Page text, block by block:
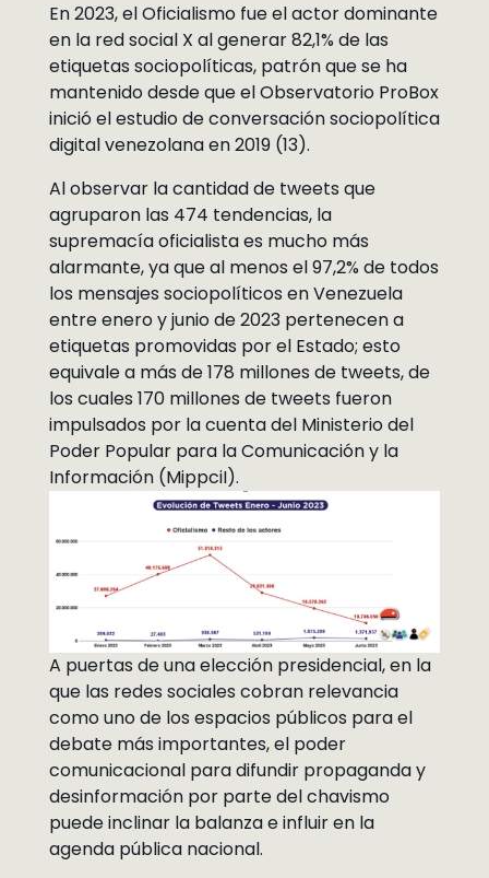
En 2023, el Oficialismo fue el actor dominante
en la red social X al generar 82,1% de las
etiquetas sociopolíticas, patrón que se ha
mantenido desde que el Observatorio ProBox
inició el estudio de conversación sociopolítica
digital venezolana en 2019 (13).
Al observar la cantidad de tweets que
agruparon las 474 tendencias, la
supremacía oficialista es mucho más
alarmante, ya que al menos el 97,2% de todos
los mensajes sociopolíticos en Venezuela
entre enero y junio de 2023 pertenecen a
etiquetas promovidas por el Estado; esto
equivale a más de 178 millones de tweets, de
los cuales 170 millones de tweets fueron
impulsados por la cuenta del Ministerio del
Poder Popular para la Comunicación y la
Información (MippciI).
A puertas de una elección presidencial, en la
que las redes sociales cobran relevancia
como uno de los espacios públicos para el
debate más importantes, el poder
comunicacional para difundir propaganda y
desinformación por parte del chavismo
puede inclinar la balanza e influir en la
agenda pública nacional.